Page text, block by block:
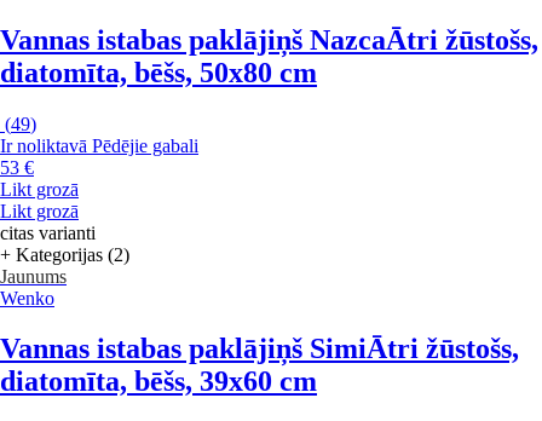
Vannas istabas paklājiņš NazcaĀtri žūstošs,
diatomīta, bēšs, 50x80 cm
(49)
Ir noliktavā Pēdējie gabali
53 €
Likt grozā
Likt grozā
citas varianti
+ Kategorijas (2)
Jaunums
Wenko
Vannas istabas paklājiņš SimiĀtri žūstošs,
diatomīta, bēšs, 39x60 cm